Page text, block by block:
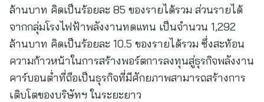
ล้านบาท คิดเป็นร้อยละ 85 ของรายได้รวม ส่วนรายได้
จากกลุ่มโรงไฟฟ้าพลังงานทดแทน เป็นจำนวน 1,292
ล้านบาท คิดเป็นร้อยละ 10.5 ของรายได้รวม ซึ่งสะท้อน
ความก้าวหน้าในการสร้างพอร์ตการลงทุนสู่ธุรกิจพลังงาน
คาร์บอนต่ำที่ถือเป็นธุรกิจที่มีศักยภาพสามารถสร้างการ
เติบโตของบริษัทฯ ในระยะยาว